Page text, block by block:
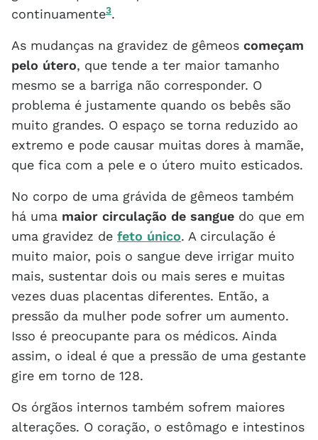
continuamente3.
As mudanças na gravidez de gêmeos começam
pelo útero, que tende a ter maior tamanho
mesmo se a barriga não corresponder. O
problema é justamente quando os bebês são
muito grandes. O espaço se torna reduzido ao
extremo e pode causar muitas dores à mamãe,
que fica com a pele e o útero muito esticados.
No corpo de uma grávida de gêmeos também
há uma maior circulação de sangue do que em
uma gravidez de feto único. A circulação é
muito maior, pois o sangue deve irrigar muito
mais, sustentar dois ou mais seres e muitas
vezes duas placentas diferentes. Então, a
pressão da mulher pode sofrer um aumento.
Isso é preocupante para os médicos. Ainda
assim, o ideal é que a pressão de uma gestante
gire em torno de 128.
Os órgãos internos também sofrem maiores
alterações. O coração, o estômago e intestinos